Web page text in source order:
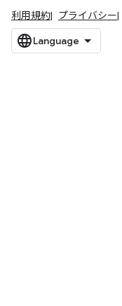
利用規約 プライバシー